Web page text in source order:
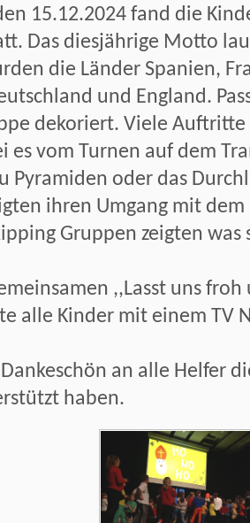
15.12.2024 fand die
Das diesjährige Motto
die Länder Spanien,
und England.
dekoriert. Viele
es vom Turnen auf dem
Pyramiden oder das
ihren Umgang mit
Gruppen zeigten was
,,Lasst uns
alle Kinder mit einem TV
an alle Helfer
haben.